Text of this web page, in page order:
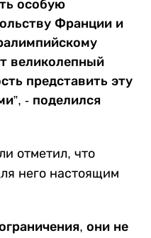
особую
Франции и
великолепный
представить эту
- поделился
отметил, что
него настоящим
они не